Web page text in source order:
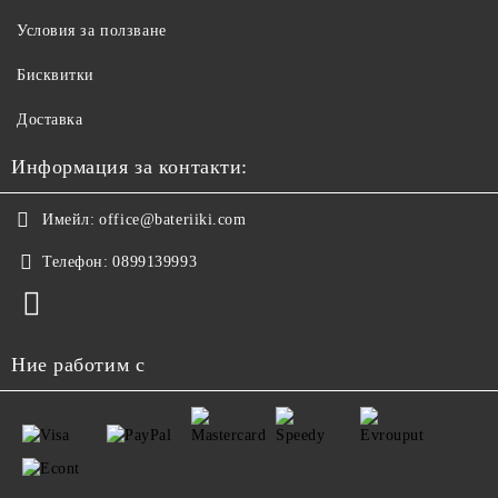
Условия за ползване
Бисквитки
Доставка
Информация за контакти:
Имейл: office@bateriiki.com
Телефон: 0899139993
Ние работим с